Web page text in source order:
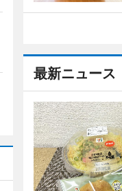
最新ニュース